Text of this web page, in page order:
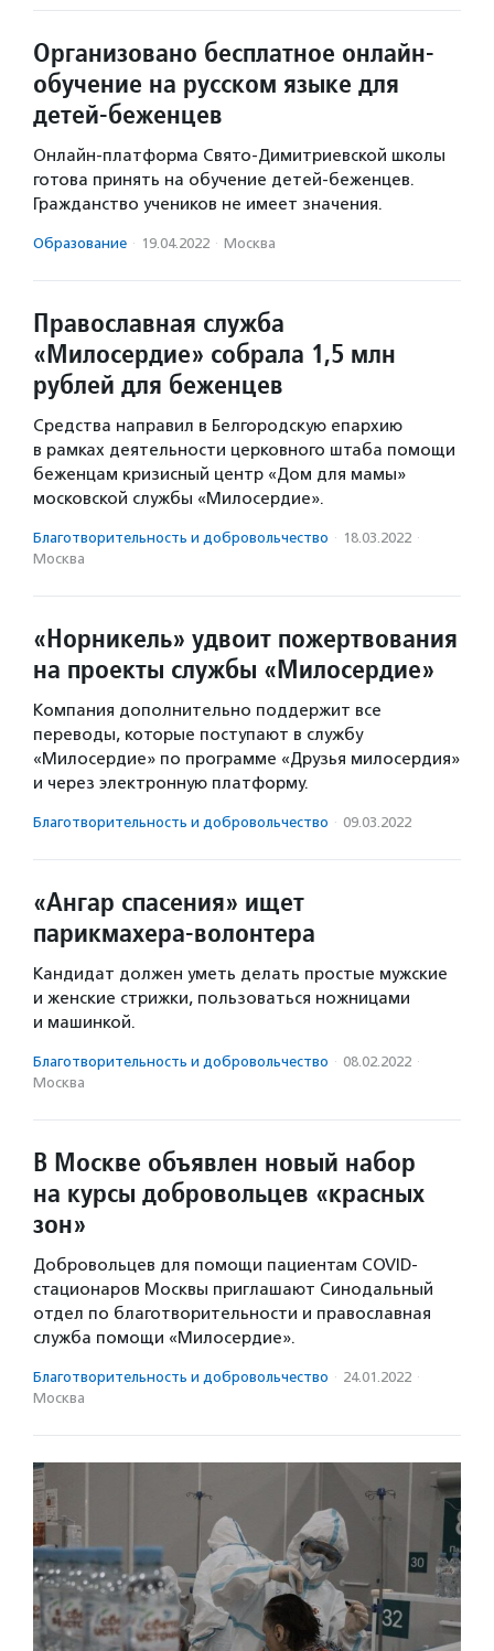
Организовано бесплатное онлайн-
обучение на русском языке для
детей-беженцев
Онлайн-платформа Свято-Димитриевской школы
готова принять на обучение детей-беженцев.
Гражданство учеников не имеет значения.
Образование · 19.04.2022 · Москва
Православная служба
«Милосердие» собрала 1,5 млн
рублей для беженцев
Средства направил в Белгородскую епархию
в рамках деятельности церковного штаба помощи
беженцам кризисный центр «Дом для мамы»
московской службы «Милосердие».
Благотвори­тель­ность и доброволь­чест­во · 18.03.2022 ·
Москва
«Норникель» удвоит пожертвования
на проекты службы «Милосердие»
Компания дополнительно поддержит все
переводы, которые поступают в службу
«Милосердие» по программе «Друзья милосердия»
и через электронную платформу.
Благотвори­тель­ность и доброволь­чест­во · 09.03.2022
«Ангар спасения» ищет
парикмахера-волонтера
Кандидат должен уметь делать простые мужские
и женские стрижки, пользоваться ножницами
и машинкой.
Благотвори­тель­ность и доброволь­чест­во · 08.02.2022 ·
Москва
В Москве объявлен новый набор
на курсы добровольцев «красных
зон»
Добровольцев для помощи пациентам COVID-
стационаров Москвы приглашают Синодальный
отдел по благотворительности и православная
служба помощи «Милосердие».
Благотвори­тель­ность и доброволь­чест­во · 24.01.2022 ·
Москва